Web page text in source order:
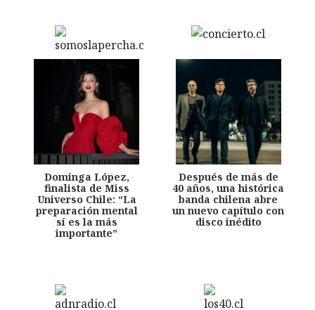
Dominga López,
finalista de Miss
Universo Chile: “La
preparación mental
sí es la más
importante”
Después de más de
40 años, una histórica
banda chilena abre
un nuevo capítulo con
disco inédito